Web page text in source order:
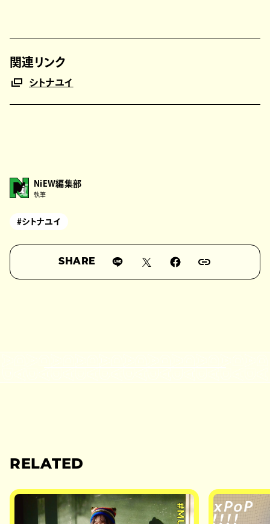
関連リンク
シトナユイ
NiEW編集部
執筆
#シトナユイ
SHARE
RELATED